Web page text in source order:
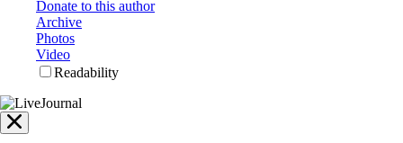
Donate to this author
Archive
Photos
Video
Readability